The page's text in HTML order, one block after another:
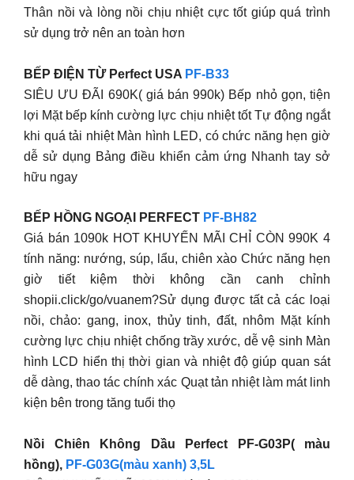
Thân nồi và lòng nồi chịu nhiệt cực tốt giúp quá trình
sử dụng trở nên an toàn hơn
BẾP ĐIỆN TỪ Perfect USA PF-B33
SIÊU ƯU ĐÃI 690K( giá bán 990k) Bếp nhỏ gọn, tiện
lợi Mặt bếp kính cường lực chịu nhiệt tốt Tự động ngắt
khi quá tải nhiệt Màn hình LED, có chức năng hẹn giờ
dễ sử dụng Bảng điều khiển cảm ứng Nhanh tay sở
hữu ngay
BẾP HỒNG NGOẠI PERFECT PF-BH82
Giá bán 1090k HOT KHUYẾN MÃI CHỈ CÒN 990K 4
tính năng: nướng, súp, lẩu, chiên xào Chức năng hẹn
giờ tiết kiệm thời không cần canh chỉnh
shopii.click/go/vuanem?Sử dụng được tất cả các loại
nồi, chảo: gang, inox, thủy tinh, đất, nhôm Mặt kính
cường lực chịu nhiệt chống trầy xước, dễ vệ sinh Màn
hình LCD hiển thị thời gian và nhiệt độ giúp quan sát
dễ dàng, thao tác chính xác Quạt tản nhiệt làm mát linh
kiện bên trong tăng tuổi thọ
Nồi Chiên Không Dầu Perfect PF-G03P( màu
hồng), PF-G03G(màu xanh) 3,5L